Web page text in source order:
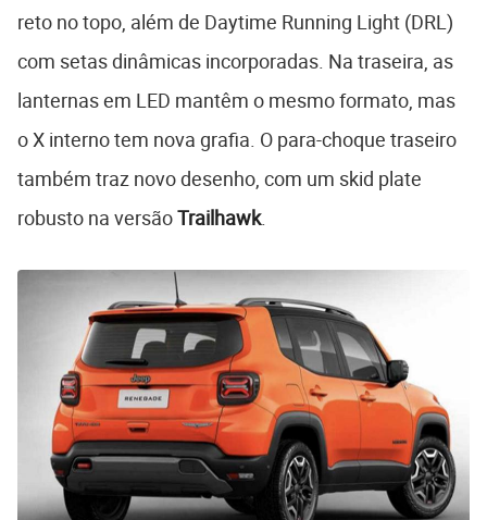
reto no topo, além de Daytime Running Light (DRL)
com setas dinâmicas incorporadas. Na traseira, as
lanternas em LED mantêm o mesmo formato, mas
o X interno tem nova grafia. O para-choque traseiro
também traz novo desenho, com um skid plate
robusto na versãoTrailhawk.